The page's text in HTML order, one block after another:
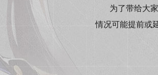
为了带给大家
情况可能提前或